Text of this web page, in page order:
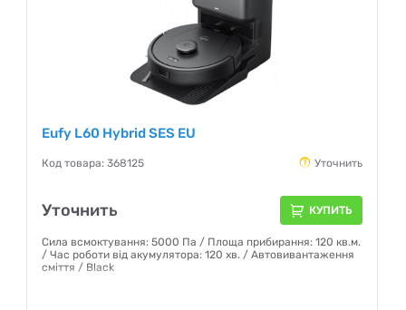
Eufy L60 Hybrid SES EU
Код товара: 368125 Уточнить
Уточнить КУПИТЬ
Сила всмоктування: 5000 Па / Площа прибирання: 120 кв.м.
/ Час роботи від акумулятора: 120 хв. / Автовивантаження
сміття / Black